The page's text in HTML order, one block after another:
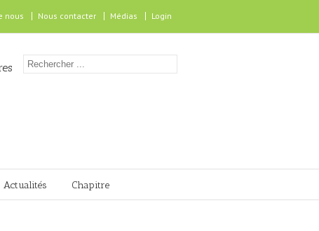
nous Nous contacter Médias Login
Actualités Chapitre